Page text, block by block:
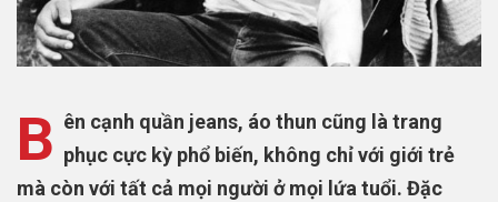
B ên cạnh quần jeans, áo thun cũng là trang
phục cực kỳ phổ biến, không chỉ với giới trẻ
mà còn với tất cả mọi người ở mọi lứa tuổi. Đặc